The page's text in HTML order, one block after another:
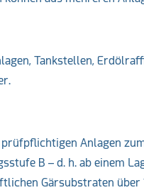
Tankstellen,
Anlagen
B – d. h. ab einem
Gärsubstraten